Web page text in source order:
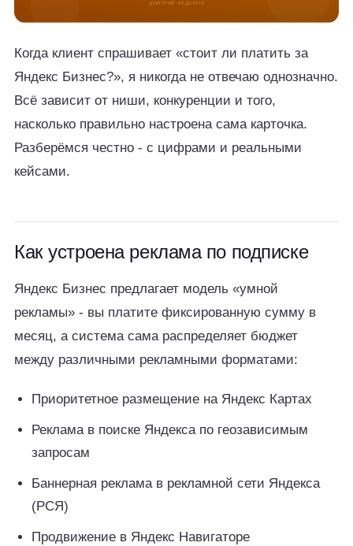
Когда клиент спрашивает «стоит ли платить за
Яндекс Бизнес?», я никогда не отвечаю однозначно.
Всё зависит от ниши, конкуренции и того,
насколько правильно настроена сама карточка.
Разберёмся честно - с цифрами и реальными
кейсами.
Как устроена реклама по подписке
Яндекс Бизнес предлагает модель «умной
рекламы» - вы платите фиксированную сумму в
месяц, а система сама распределяет бюджет
между различными рекламными форматами:
Приоритетное размещение на Яндекс Картах
Реклама в поиске Яндекса по геозависимым
запросам
Баннерная реклама в рекламной сети Яндекса
(РСЯ)
Продвижение в Яндекс Навигаторе